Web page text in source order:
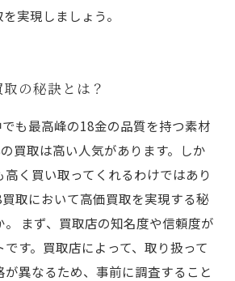
実現しましょう。
の秘訣とは？
も最高峰の18金の品質を持つ素材
買取は高い人気があります。しか
高く買い取ってくれるわけではあり
取において高価買取を実現する秘
まず、買取店の知名度や信頼度が
す。買取店によって、取り扱って
が異なるため、事前に調査すること